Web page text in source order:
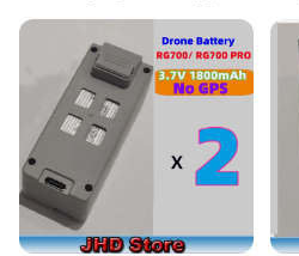
Warranty: 1-Year
Features:
|Vendors|
**Unmatched Performance
The batteria l700 drone is
deliver unparalleled
high-quality lithium polymer
long-lasting charge, allowing